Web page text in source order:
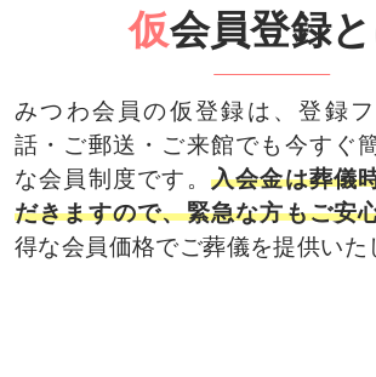
仮会員登録
みつわ会員の仮登録は、登録
話・ご郵送・ご来館でも今すぐ
な会員制度です。 入会金は葬儀
だきますので、緊急な方もご安
得な会員価格でご葬儀を提供いた